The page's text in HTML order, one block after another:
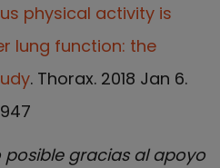
physical activity is
lung function: the
. Thorax. 2018 Jan 6.
posible gracias al apoyo